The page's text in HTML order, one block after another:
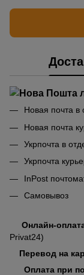
Новая почта в
Новая почта
Укрпочта в
Укрпочта
InPost
Самовывоз
Онлайн-
Privat24)
Перевод на
Оплата при